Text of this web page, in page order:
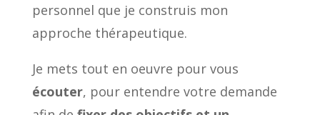
personnel que je construis mon
approche thérapeutique.
Je mets tout en oeuvre pour vous
écouter, pour entendre votre demande